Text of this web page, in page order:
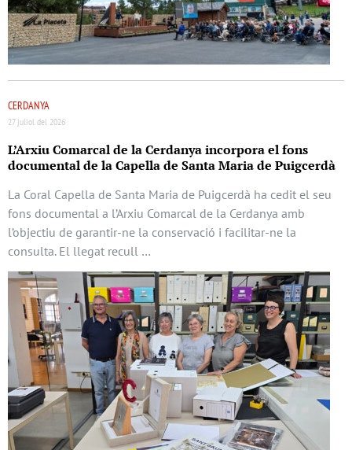
CERDANYA
27 juliol del 2026
L’Arxiu Comarcal de la Cerdanya incorpora el fons
documental de la Capella de Santa Maria de Puigcerdà
La Coral Capella de Santa Maria de Puigcerdà ha cedit el seu
fons documental a l’Arxiu Comarcal de la Cerdanya amb
l’objectiu de garantir-ne la conservació i facilitar-ne la
consulta. El llegat recull …